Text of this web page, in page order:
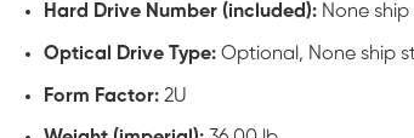
Hard Drive Number (included): None
Optical Drive Type: Optional, None ship
Form Factor: 2U